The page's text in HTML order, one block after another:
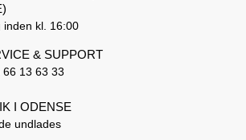
inden kl. 16:00
& SUPPORT
66 13 63 33
I ODENSE
undlades